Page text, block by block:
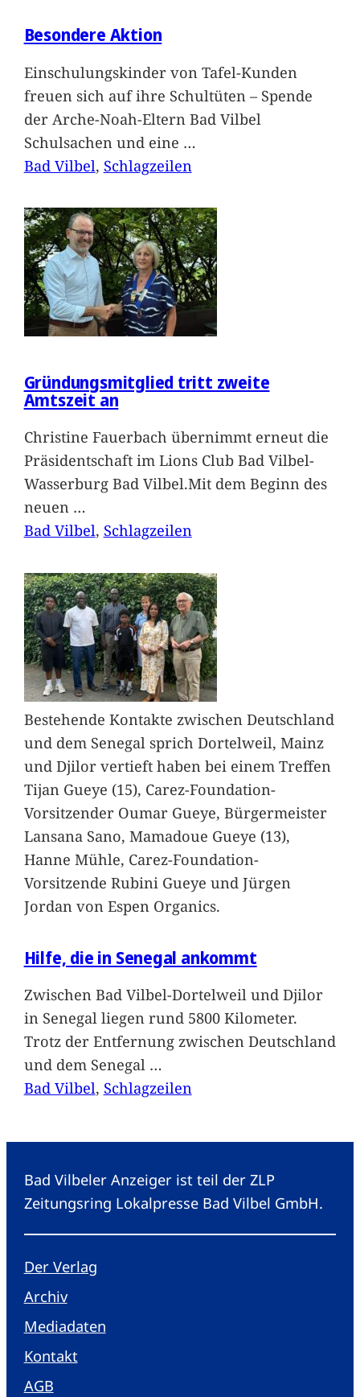
Besondere Aktion
Einschulungskinder von Tafel-Kunden
freuen sich auf ihre Schultüten – Spende
der Arche-Noah-Eltern Bad Vilbel
Schulsachen und eine …
Bad Vilbel, Schlagzeilen
Gründungsmitglied tritt zweite
Amtszeit an
Christine Fauerbach übernimmt erneut die
Präsidentschaft im Lions Club Bad Vilbel-
Wasserburg Bad Vilbel.Mit dem Beginn des
neuen …
Bad Vilbel, Schlagzeilen
Bestehende Kontakte zwischen Deutschland
und dem Senegal sprich Dortelweil, Mainz
und Djilor vertieft haben bei einem Treffen
Tijan Gueye (15), Carez-Foundation-
Vorsitzender Oumar Gueye, Bürgermeister
Lansana Sano, Mamadoue Gueye (13),
Hanne Mühle, Carez-Foundation-
Vorsitzende Rubini Gueye und Jürgen
Jordan von Espen Organics.
Hilfe, die in Senegal ankommt
Zwischen Bad Vilbel-Dortelweil und Djilor
in Senegal liegen rund 5800 Kilometer.
Trotz der Entfernung zwischen Deutschland
und dem Senegal …
Bad Vilbel, Schlagzeilen
Bad Vilbeler Anzeiger ist teil der ZLP
Zeitungsring Lokalpresse Bad Vilbel GmbH.
Der Verlag
Archiv
Mediadaten
Kontakt
AGB